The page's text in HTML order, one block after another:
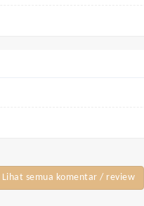
Lihat semua komentar / review